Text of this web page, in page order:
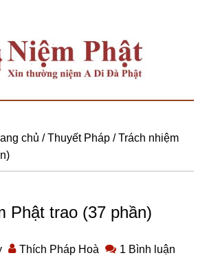
chủ / Thuyết Pháp /Trách nhiệm
Phật trao (37 phần)
Thích Pháp Hoà 1 Bình luận